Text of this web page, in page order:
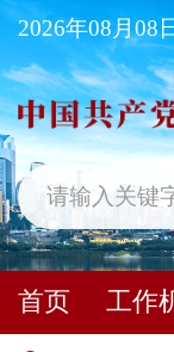
2026年08月08
首页 工作